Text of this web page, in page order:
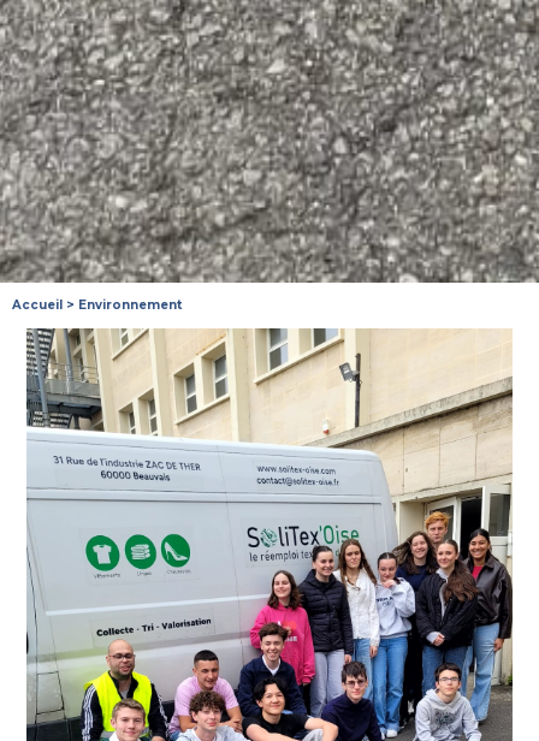
Accueil > Environnement